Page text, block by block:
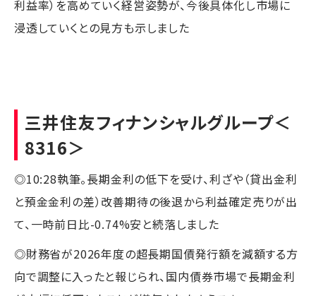
利益率）を高めていく経営姿勢が、今後具体化し市場に
浸透していくとの見方も示しました
三井住友フィナンシャルグループ＜
8316＞
◎10:28執筆。長期金利の低下を受け、利ざや（貸出金利
と預金金利の差）改善期待の後退から利益確定売りが出
て、一時前日比-0.74%安と続落しました
◎財務省が2026年度の超長期国債発行額を減額する方
向で調整に入ったと報じられ、国内債券市場で長期金利